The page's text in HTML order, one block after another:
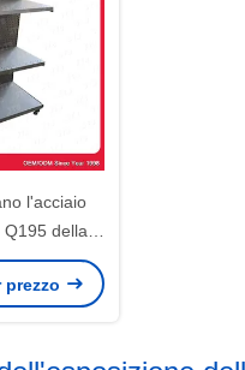
l'acciaio
della
del